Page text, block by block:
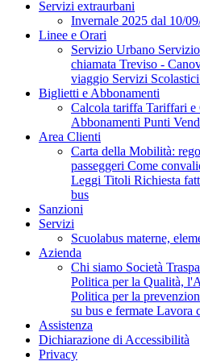
Servizi extraurbani
Invernale 2025 dal 10/
Linee e Orari
Servizio Urbano
chiamata Treviso -
viaggio Servizi
Biglietti e Abbonamenti
Calcola tariffa Tariffari e
Abbonamenti Punti
Area Clienti
Carta della Mobilità:
passeggeri Come
Leggi Titoli Richiesta
bus
Sanzioni
Servizi
Scuolabus materne,
Azienda
Chi siamo Società
Politica per la Qualità,
Politica per la
su bus e fermate Lavora
Assistenza
Dichiarazione di Accessibilità
Privacy